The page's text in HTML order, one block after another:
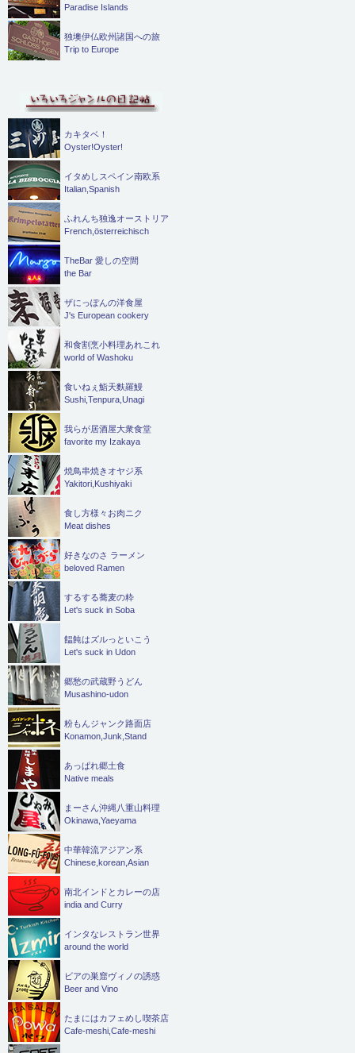
Paradise Islands
独墺伊仏欧州諸国への旅
Trip to Europe
カキタベ！
Oyster!Oyster!
イタめしスペイン南欧系
Italian,Spanish
ふれんち独逸オーストリア
French,österreichisch
TheBar 愛しの空間
the Bar
ザにっぽんの洋食屋
J's European cookery
和食割烹小料理あれこれ
world of Washoku
食いねぇ鮨天麩羅鰻
Sushi,Tenpura,Unagi
我らが居酒屋大衆食堂
favorite my Izakaya
焼鳥串焼きオヤジ系
Yakitori,Kushiyaki
食し方様々お肉ニク
Meat dishes
好きなのさ ラーメン
beloved Ramen
するする蕎麦の粋
Let's suck in Soba
饂飩はズルっといこう
Let's suck in Udon
郷愁の武蔵野うどん
Musashino-udon
粉もんジャンク路面店
Konamon,Junk,Stand
あっぱれ郷土食
Native meals
まーさん沖縄八重山料理
Okinawa,Yaeyama
中華韓流アジアン系
Chinese,korean,Asian
南北インドとカレーの店
india and Curry
インタなレストラン世界
around the world
ビアの巣窟ヴィノの誘惑
Beer and Vino
たまにはカフェめし喫茶店
Cafe-meshi,Cafe-meshi